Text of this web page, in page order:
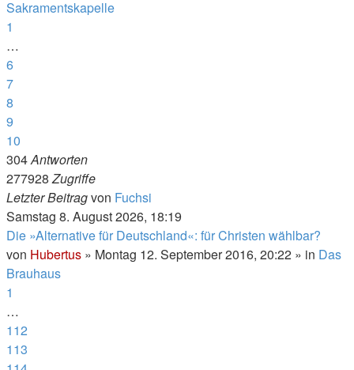
Sakramentskapelle
1
…
6
7
8
9
10
304Antworten
277928Zugriffe
Letzter Beitragvon Fuchsi
Samstag 8. August 2026, 18:19
Die »Alternative für Deutschland«: für Christen wählbar?
von Hubertus » Montag 12. September 2016, 20:22 » in Das
Brauhaus
1
…
112
113